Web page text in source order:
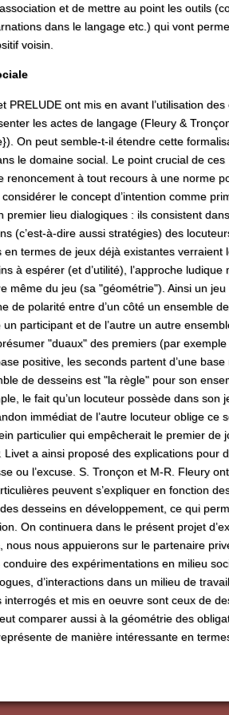
et de mettre au point les outils
dans le langage etc.) qui vont
voisin.
PRELUDE ont mis en avant l’utilisation des
les actes de langage (Fleury &
On peut semble-t-il étendre cette
le domaine social. Le point crucial de ces
renoncement à tout recours à une norme
le concept d’intention comme
premier lieu dialogiques : ils consistent
(c’est-à-dire aussi stratégies) des
termes de jeux déjà existantes verraient
à espérer (et d’utilité), l’approche ludique
même du jeu (sa "géométrie"). Ainsi un
de polarité entre d’un côté un ensemble de
participant et de l’autre un autre
"duaux" des premiers (par exemple
positive, les seconds partent d’une base
de desseins est "la règle" pour son
le fait qu’un locuteur possède dans son
immédiat de l’autre locuteur oblige ce
particulier qui empêcherait le premier de
Livet a ainsi proposé des explications pour
ou l’excuse. S. Tronçon et M-R. Fleury
peuvent s’expliquer en fonction
desseins en développement, ce qui
On continuera dans le présent projet
nous nous appuierons sur le partenaire
des expérimentations en milieu
d’interactions dans un milieu de
et mis en oeuvre sont ceux de
comparer aussi à la géométrie des
de manière intéressante en